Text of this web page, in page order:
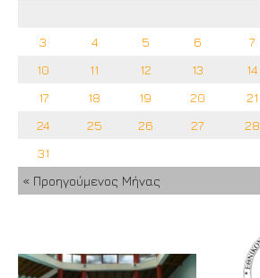
3
4 5 6 7
10
11 12 13 14
17
18 19 20 21
24
25 26 27 28
31
« Προηγούμενος Μήνας